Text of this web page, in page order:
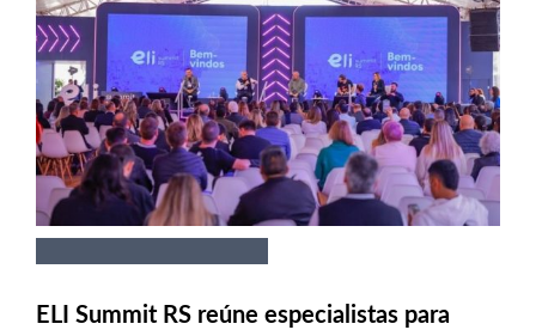
ELI Summit RS reúne especialistas para